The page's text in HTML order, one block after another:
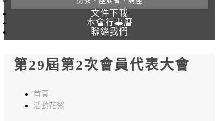
文件下載
本會行事曆
聯絡我們
第29屆第2次會員代表大會
首頁
活動花絮